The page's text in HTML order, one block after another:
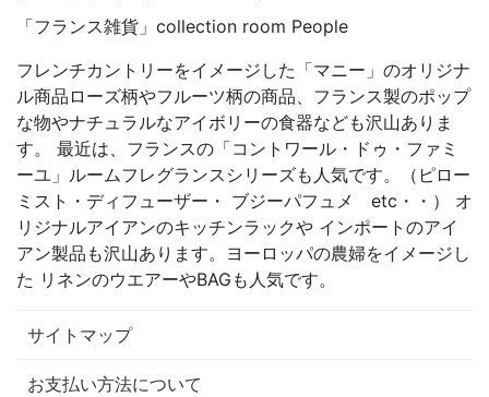
「フランス雑貨」collection room People
フレンチカントリーをイメージした「マニー」のオリジナ
ル商品ローズ柄やフルーツ柄の商品、フランス製のポップ
な物やナチュラルなアイボリーの食器なども沢山ありま
す。 最近は、フランスの「コントワール・ドゥ・ファミ
ーユ」ルームフレグランスシリーズも人気です。（ピロー
ミスト・ディフューザー・ ブジーパフュメ etc・・） オ
リジナルアイアンのキッチンラックや インポートのアイ
アン製品も沢山あります。ヨーロッパの農婦をイメージし
た リネンのウエアーやBAGも人気です。
サイトマップ
お支払い方法について